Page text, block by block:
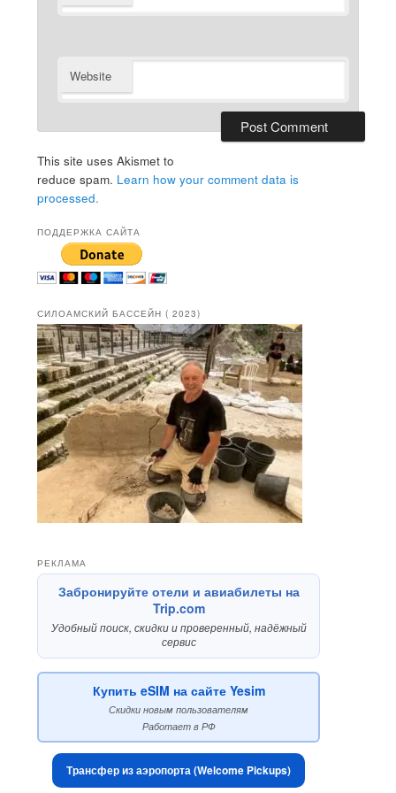
Website
This site uses Akismet to
reduce spam. Learn how your comment data is
processed.
ПОДДЕРЖКА САЙТА
СИЛОАМСКИЙ БАССЕЙН ( 2023)
РЕКЛАМА
Забронируйте отели и авиабилеты на
Trip.com
Удобный поиск, скидки и проверенный, надёжный
сервис
Купить eSIM на сайте Yesim
Скидки новым пользователям
Работает в РФ
Трансфер из аэропорта (Welcome Pickups)